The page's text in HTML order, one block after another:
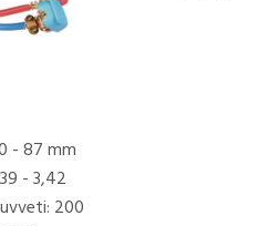
- 87 mm
- 3,42
200